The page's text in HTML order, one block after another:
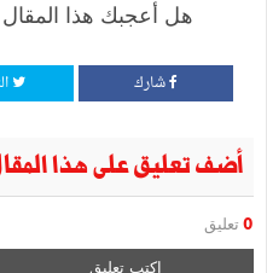
هل أعجبك هذا
شارك
أضف تعليق على هذا
0 تعليق
اكتب تعليق